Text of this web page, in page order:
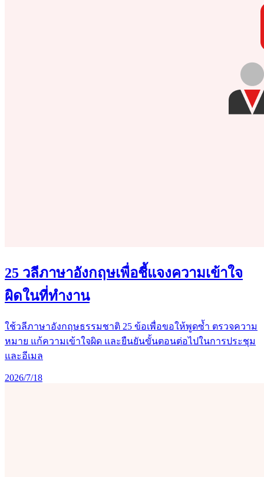
25 วลีภาษาอังกฤษเพื่อชี้แจงความเข้าใจ
ผิดในที่ทำงาน
ใช้วลีภาษาอังกฤษธรรมชาติ 25 ข้อเพื่อขอให้พูดซ้ำ ตรวจความ
หมาย แก้ความเข้าใจผิด และยืนยันขั้นตอนต่อไปในการประชุม
และอีเมล
2026/7/18